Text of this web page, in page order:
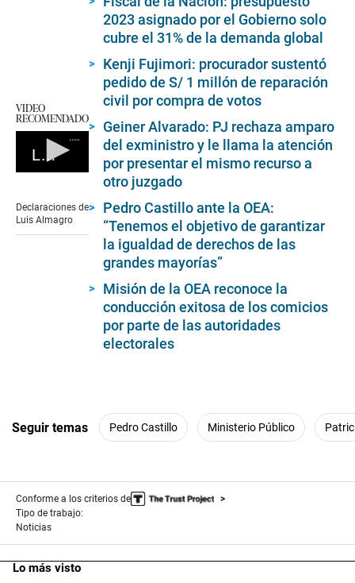
VIDEO
RECOMENDADO
Luis Almagro
of
0
seconds
Declaraciones de
Luis Almagro
2023 asignado por el Gobierno solo
cubre el 31% de la demanda global
Kenji Fujimori: procurador sustentó
pedido de S/ 1 millón de reparación
civil por compra de votos
Geiner Alvarado: PJ rechaza amparo
del exministro y le llama la atención
por presentar el mismo recurso a
otro juzgado
Pedro Castillo ante la OEA:
“Tenemos el objetivo de garantizar
la igualdad de derechos de las
grandes mayorías”
Misión de la OEA reconoce la
conducción exitosa de los comicios
por parte de las autoridades
electorales
Seguir temas Pedro Castillo Ministerio Público
Conforme a los criterios de
Tipo de trabajo:
Noticias
Lo más visto